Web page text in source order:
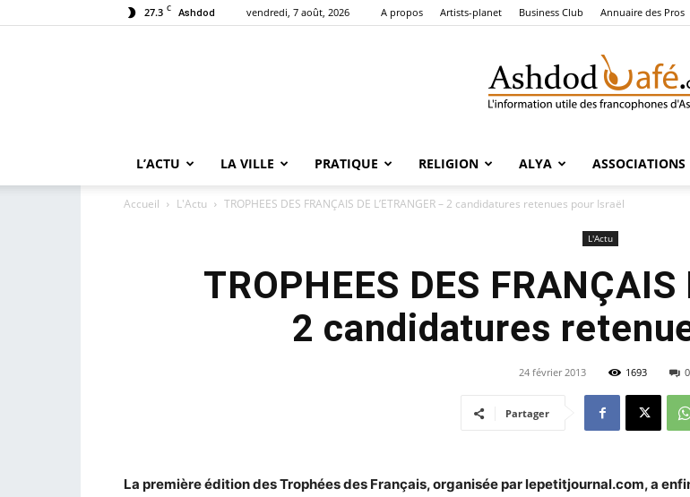
27.3 C Ashdod vendredi, 7 août, 2026 A propos Artists-planet Business Club Annuaire des Pros
Café
L’ACTU LA VILLE PRATIQUE RELIGION ALYA ASSOCIATIONS
Accueil L'Actu TROPHEES DES FRANÇAIS DE L’ETRANGER – 2 candidatures retenues pour Israël
L'Actu
TROPHEES DES FRANÇAIS
2 candidatures
24 février 2013 1693 0
Partager
La première édition des Trophées des Français, organisée par lepetitjournal.com, a